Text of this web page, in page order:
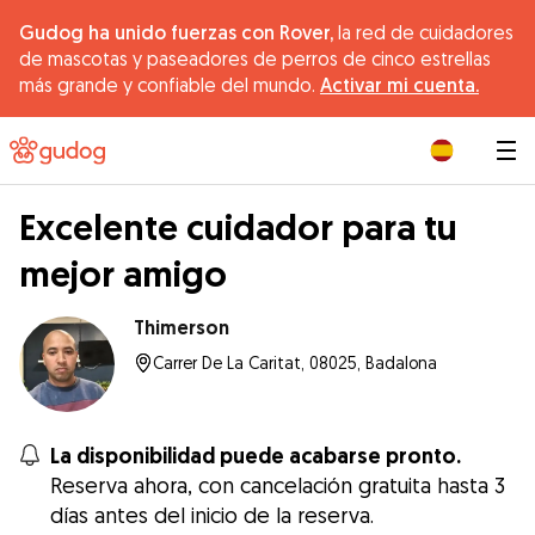
Gudog ha unido fuerzas con Rover, la red de cuidadores
de mascotas y paseadores de perros de cinco estrellas
más grande y confiable del mundo. Activar mi cuenta.
Excelente cuidador para tu
mejor amigo
Thimerson
Carrer De La Caritat, 08025, Badalona
La disponibilidad puede acabarse pronto.
Reserva ahora, con cancelación gratuita hasta 3
días antes del inicio de la reserva.